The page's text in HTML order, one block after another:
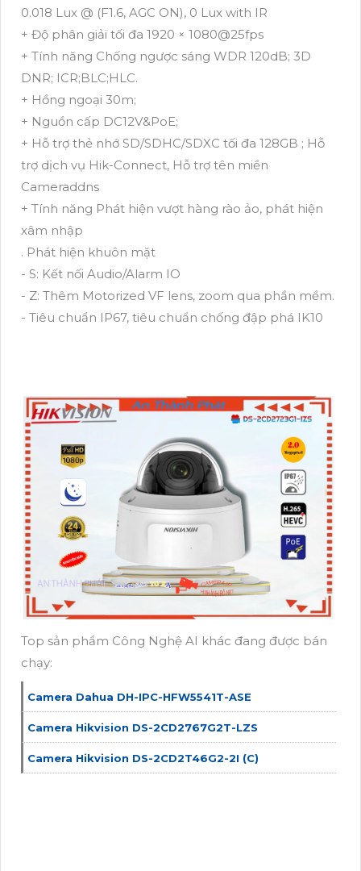
0.018 Lux @ (F1.6, AGC ON), 0 Lux with IR
+ Độ phân giải tối đa 1920 × 1080@25fps
+ Tính năng Chống ngược sáng WDR 120dB; 3D
DNR; ICR;BLC;HLC.
+ Hồng ngoại 30m;
+ Nguồn cấp DC12V&PoE;
+ Hỗ trợ thẻ nhớ SD/SDHC/SDXC tối đa 128GB ; Hỗ
trợ dịch vụ Hik-Connect, Hỗ trợ tên miền
Cameraddns
+ Tính năng Phát hiện vượt hàng rào ảo, phát hiện
xâm nhập
. Phát hiện khuôn mặt
- S: Kết nối Audio/Alarm IO
- Z: Thêm Motorized VF lens, zoom qua phần mềm.
- Tiêu chuẩn IP67, tiêu chuẩn chống đập phá IK10
Top sản phẩm Công Nghệ AI khác đang được bán
chạy:
Camera Dahua DH-IPC-HFW5541T-ASE
Camera Hikvision DS-2CD2767G2T-LZS
Camera Hikvision DS-2CD2T46G2-2I (C)